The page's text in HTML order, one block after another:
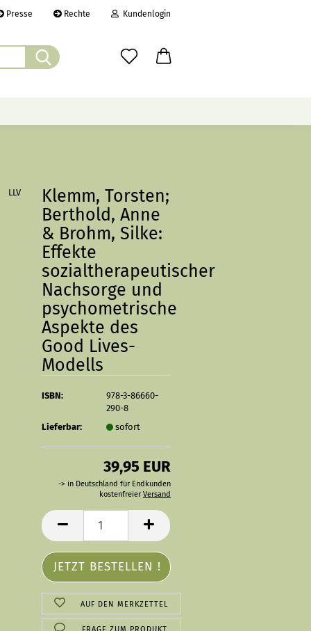
Presse Rechte Kundenlogin
vergessen?
Suche...
LLV
Klemm, Torsten;
Berthold, Anne
& Brohm, Silke:
Effekte
sozialtherapeutischer
Nachsorge und
psychometrische
Aspekte des
Good Lives-
Modells
ISBN:
978-3-86660-
290-8
Lieferbar:
sofort
39,95 EUR
-> in Deutschland für Endkunden
kostenfreier Versand
AUF DEN MERKZETTEL